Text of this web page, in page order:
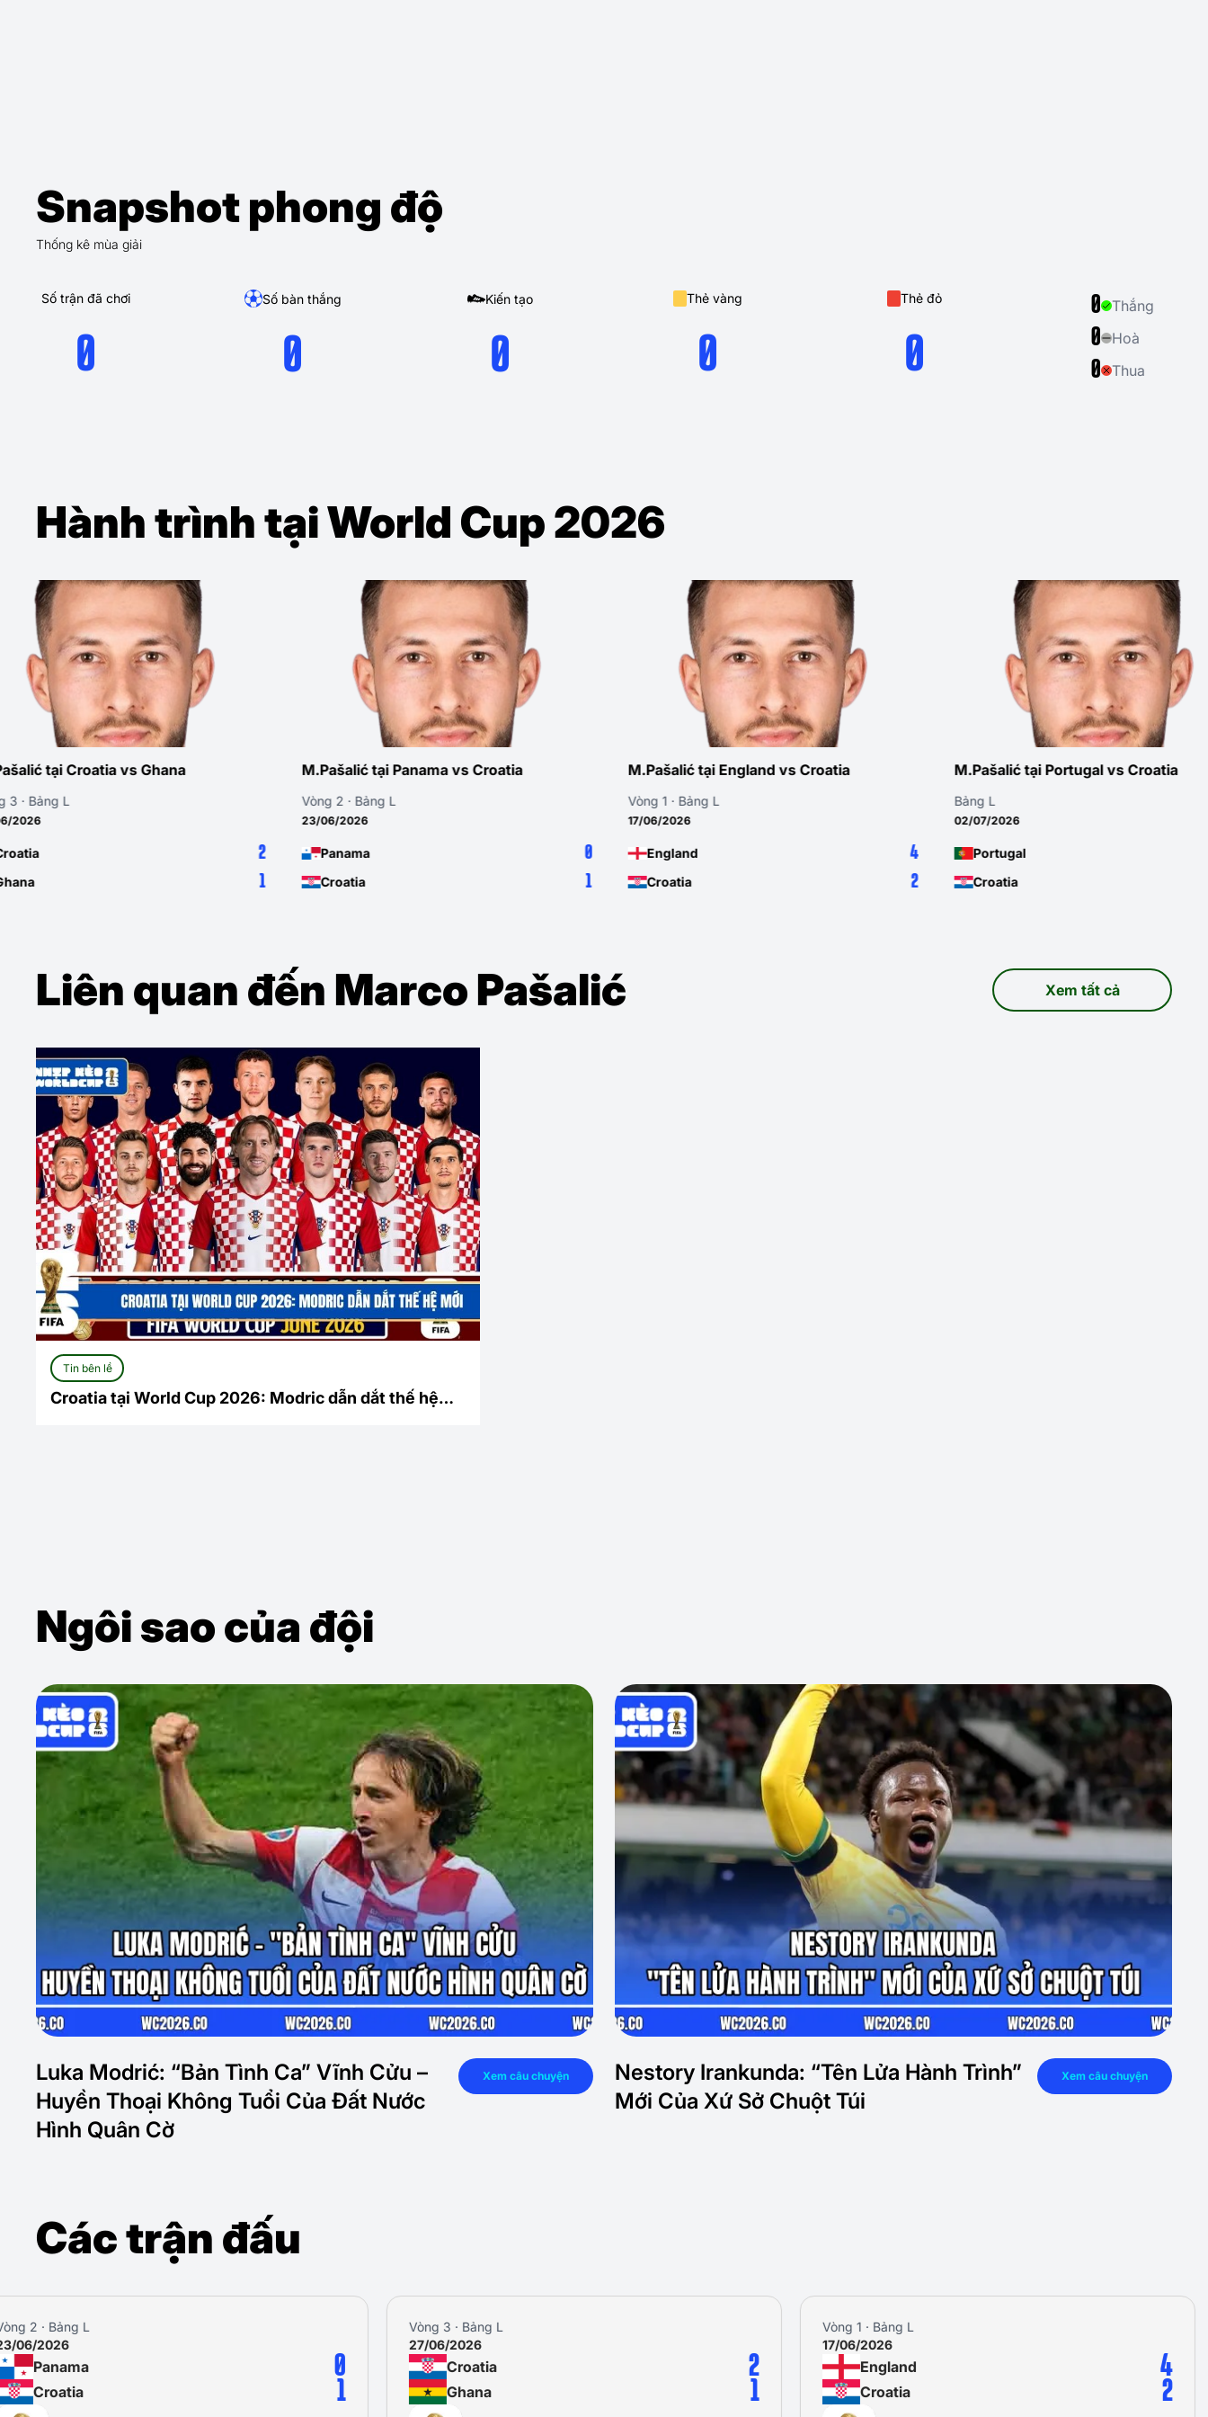
Snapshot phong độ
Thống kê mùa giải
Số trận đã chơi
0
Số bàn thắng
0
Kiến tạo
0
Thẻ vàng
0
Thẻ đỏ
0
0 Thắng
0 Hoà
0 Thua
Hành trình tại World Cup 2026
M.Pašalić tại Panama vs Croatia
Vòng 2 · Bảng L
23/06/2026
0
1
M.Pašalić tại England vs Croatia
Vòng 1 · Bảng L
17/06/2026
4
2
M.Pašalić tại Portugal vs Croatia
Bảng L
02/07/2026
2
1
M.Pašalić tại Croatia vs
27/06/2026
Liên quan đến Marco Pašalić Xem tất cả
Tin bên lề
Croatia tại World Cup 2026: Modric dẫn dắt thế hệ
Ngôi sao của đội
Luka Modrić: “Bản Tình Ca” Vĩnh Cửu –
Huyền Thoại Không Tuổi Của Đất Nước
Hình Quân Cờ
Xem câu chuyện
Nestory Irankunda: “Tên Lửa Hành Trình”
Mới Của Xứ Sở Chuột Túi
Xem câu chuyện
Các trận đấu
Vòng 3 · Bảng L
27/06/2026
Vòng 1 · Bảng L
17/06/2026
Vòng 2 · Bảng L
23/06/2026